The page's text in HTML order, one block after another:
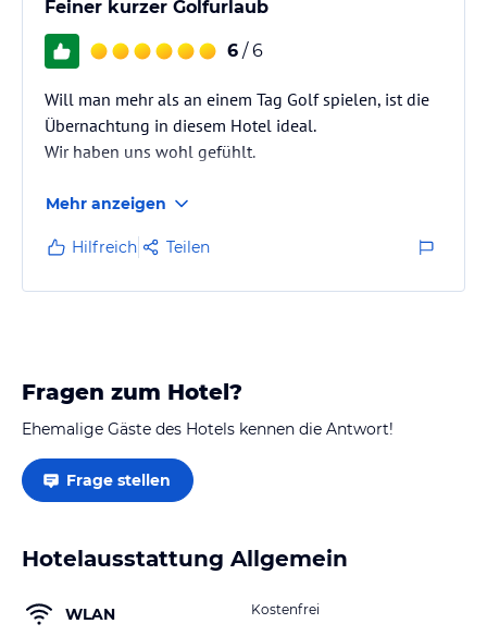
Feiner kurzer Golfurlaub
6 / 6
Will man mehr als an einem Tag Golf spielen, ist die
Übernachtung in diesem Hotel ideal.
Wir haben uns wohl gefühlt.
Mehr anzeigen
Hilfreich Teilen
Fragen zum Hotel?
Ehemalige Gäste des Hotels kennen die Antwort!
Frage stellen
Hotelausstattung Allgemein
WLAN Kostenfrei